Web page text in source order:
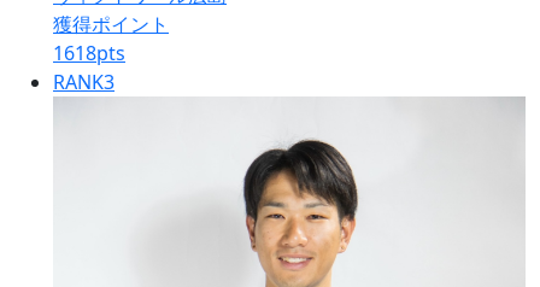
獲得ポイント
1618pts
RANK3